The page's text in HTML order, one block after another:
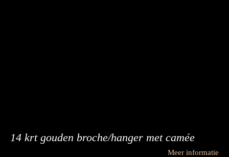
14 krt gouden broche/hanger met camée
Meer informatie